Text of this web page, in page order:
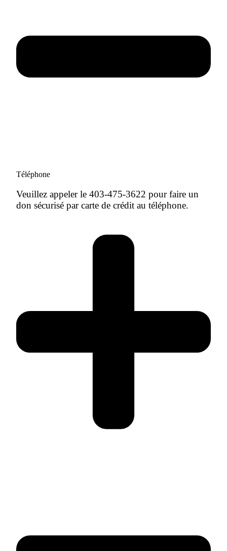
Téléphone
Veuillez appeler le 403-475-3622 pour faire un
don sécurisé par carte de crédit au téléphone.